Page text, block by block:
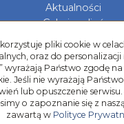
Aktualności
Galerie zdjęć
Kontakt
Kadry Regionów
Program Grantowy
Dziewczyny do Piłki
pliki cookie w
oraz do personalizacji
wyrażają Państwo zgodę
Jeśli nie wyrażają
lub opuszczenie
o zapoznanie się z
zawartą w Polityce